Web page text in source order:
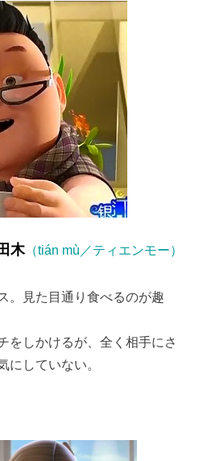
木 （tián mù／ティエンモー）
。見た目通り食べるのが趣
をしかけるが、全く相手にさ
にしていない。